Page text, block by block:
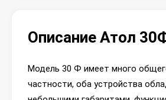
Описание Атол
Модель 30 Ф имеет много
частности, оба устройства